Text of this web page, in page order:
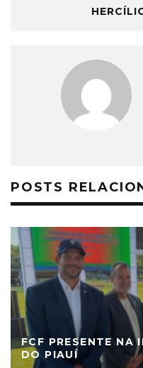
POSTS
FCF PRESENTE NA
DO PIAUÍ